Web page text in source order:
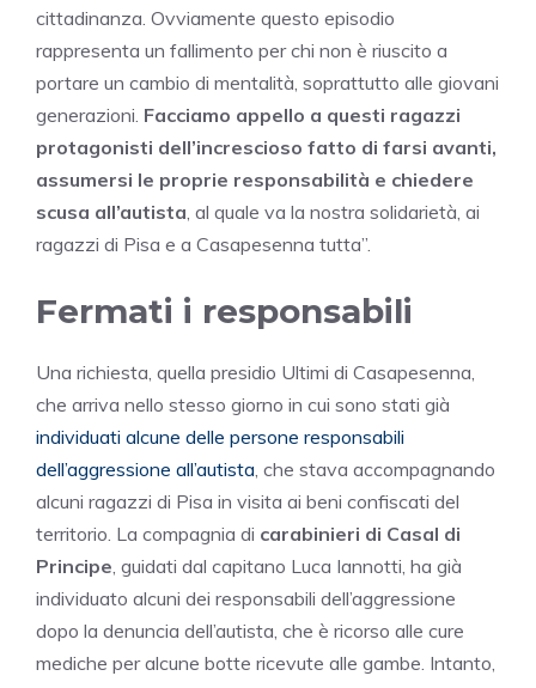
cittadinanza. Ovviamente questo episodio
rappresenta un fallimento per chi non è riuscito a
portare un cambio di mentalità, soprattutto alle giovani
generazioni. Facciamo appello a questi ragazzi
protagonisti dell’increscioso fatto di farsi avanti,
assumersi le proprie responsabilità e chiedere
scusa all’autista, al quale va la nostra solidarietà, ai
ragazzi di Pisa e a Casapesenna tutta”.
Fermati i responsabili
Una richiesta, quella presidio Ultimi di Casapesenna,
che arriva nello stesso giorno in cui sono stati già
individuati alcune delle persone responsabili
dell’aggressione all’autista, che stava accompagnando
alcuni ragazzi di Pisa in visita ai beni confiscati del
territorio. La compagnia di carabinieri di Casal di
Principe, guidati dal capitano Luca Iannotti, ha già
individuato alcuni dei responsabili dell’aggressione
dopo la denuncia dell’autista, che è ricorso alle cure
mediche per alcune botte ricevute alle gambe. Intanto,